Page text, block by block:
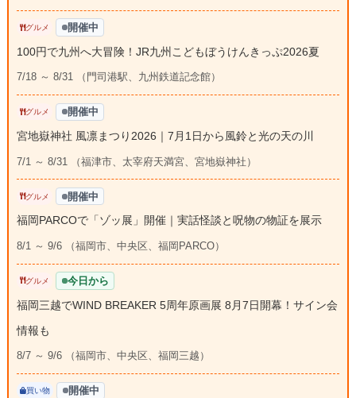
グルメ 開催中
100円で九州へ大冒険！JR九州こどもぼうけんきっぷ2026夏
7/18 ～ 8/31 （門司港駅、九州鉄道記念館）
グルメ 開催中
宮地嶽神社 風凛まつり2026｜7月1日から風鈴と光の天の川
7/1 ～ 8/31 （福津市、太宰府天満宮、宮地嶽神社）
グルメ 開催中
福岡PARCOで「ゾッ展」開催｜実話怪談と呪物の物証を展示
8/1 ～ 9/6 （福岡市、中央区、福岡PARCO）
グルメ 今日から
福岡三越でWIND BREAKER 5周年原画展 8月7日開幕！サイン会
情報も
8/7 ～ 9/6 （福岡市、中央区、福岡三越）
買い物 開催中